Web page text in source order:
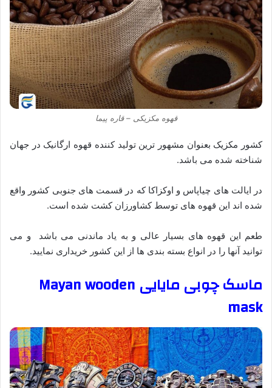
قهوه مکزیکی – قاره پیما
کشور مکزیک بعنوان مشهور ترین تولید کننده قهوه ارگانیک در جهان
شناخته شده می باشد.
در ایالت های چیاپاس و اوکزاکا که در قسمت های جنوبی کشور واقع
شده اند این قهوه های توسط کشاورزان کشت شده است.
طعم این قهوه های بسیار عالی و به یاد ماندنی می باشد و می
توانید آنها را در انواع بسته بندی ها از این کشور خریداری نمایید.
ماسک چوبی مایایی Mayan wooden
mask